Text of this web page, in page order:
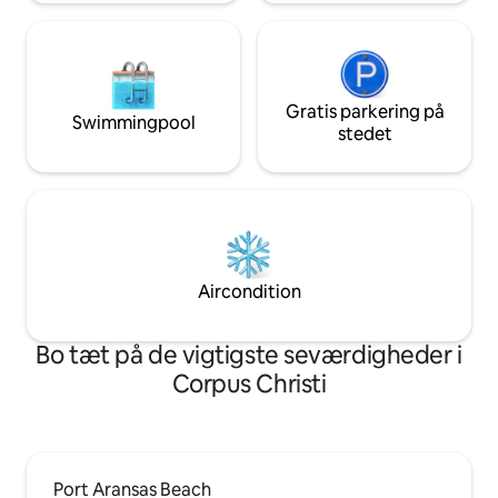
Swimmingpool
Gratis parkering på
stedet
Aircondition
Bo tæt på de vigtigste seværdigheder i
Corpus Christi
Port Aransas Beach